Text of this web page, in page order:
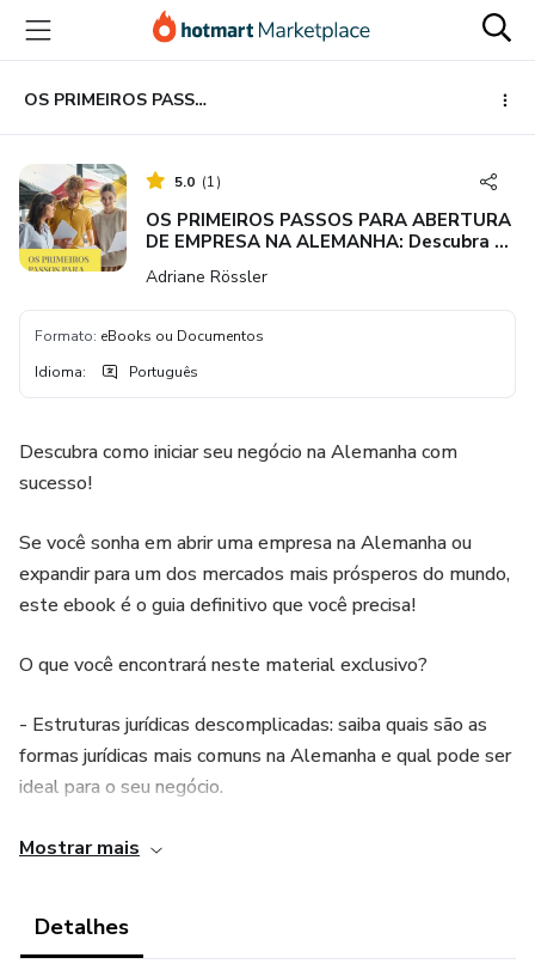
para
conteúdo
principal
para
pagamento
para
rodapé
OS PRIMEIROS PASSOS PARA ABERTURA DE EMPRESA NA ALEMANHA: Descubra os aspectos essenciais para abrir a sua empresa na Alemanha
5.0 (1)
OS PRIMEIROS PASSOS PARA ABERTURA
DE EMPRESA NA ALEMANHA: Descubra os
empresa na Alemanha
Adriane Rössler
Formato: eBooks ou Documentos
Idioma: Português
Descubra como iniciar seu negócio na Alemanha com
sucesso!
Se você sonha em abrir uma empresa na Alemanha ou
expandir para um dos mercados mais prósperos do mundo,
este ebook é o guia definitivo que você precisa!
O que você encontrará neste material exclusivo?
- Estruturas jurídicas descomplicadas: saiba quais são as
formas jurídicas mais comuns na Alemanha e qual pode ser
ideal para o seu negócio.
- Documentação essencial: entenda, passo a passo, quais
Mostrar mais
Detalhes